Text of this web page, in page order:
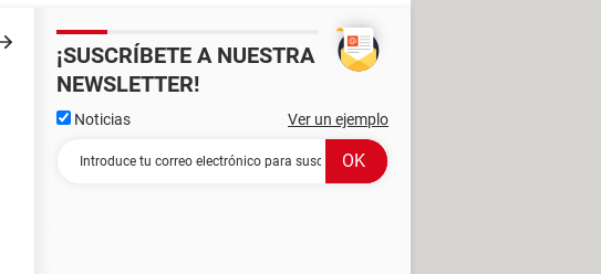
¡SUSCRÍBETE A NUESTRA
NEWSLETTER!
Noticias Ver un ejemplo